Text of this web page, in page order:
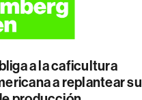
a la caficultura
a replantear su